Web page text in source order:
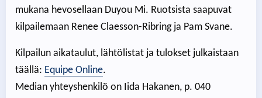
mukana hevosellaan Duyou Mi. Ruotsista saapuvat
kilpailemaan Renee Claesson-Ribring ja Pam Svane.
Kilpailun aikataulut, lähtölistat ja tulokset julkaistaan
täällä: Equipe Online.
Median yhteyshenkilö on Iida Hakanen, p. 040